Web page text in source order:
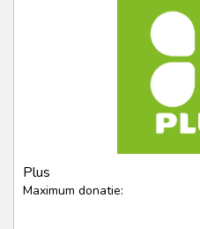
Plus
Maximum donatie: